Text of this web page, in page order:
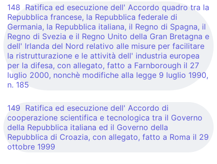
148 Ratifica ed esecuzione dell' Accordo quadro tra la
Repubblica francese, la Repubblica federale di
Germania, la Repubblica italiana, il Regno di Spagna, il
Regno di Svezia e il Regno Unito della Gran Bretagna e
dell' Irlanda del Nord relativo alle misure per facilitare
la ristrutturazione e le attività dell' industria europea
per la difesa, con allegato, fatto a Farnborough il 27
luglio 2000, nonchè modifiche alla legge 9 luglio 1990,
n. 185
149 Ratifica ed esecuzione dell' Accordo di
cooperazione scientifica e tecnologica tra il Governo
della Repubblica italiana ed il Governo della
Repubblica di Croazia, con allegato, fatto a Roma il 29
ottobre 1999